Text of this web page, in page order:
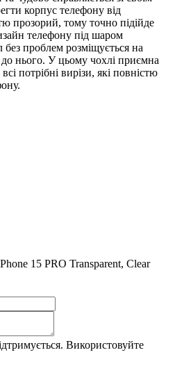
корпус телефону від
прозорий, тому точно підійде
телефону під шаром
без проблем розміщується на
до нього. У цьому чохлі приємна
потрібні вирізи, які повністю
15 PRO Transparent, Clear
Використовуйте